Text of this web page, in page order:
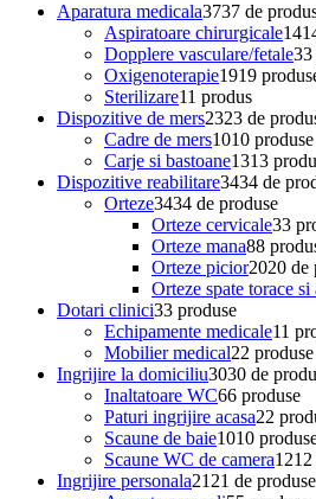
Aparatura medicala3737 de
Aspiratoare chirurgicale14
Dopplere vasculare/fetale33
Oxigenoterapie1919
Sterilizare11 produs
Dispozitive de mers2323 de
Cadre de mers1010 produse
Carje si bastoane1313
Dispozitive reabilitare3434 de
Orteze3434 de produse
Orteze cervicale33
Orteze mana88
Orteze picior2020 de
Orteze spate torace si
Dotari clinici33 produse
Echipamente medicale11
Mobilier medical22 produse
Ingrijire la domiciliu3030 de
Inaltatoare WC66 produse
Paturi ingrijire acasa22
Scaune de baie1010
Scaune WC de camera12
Ingrijire personala21 21 de produse